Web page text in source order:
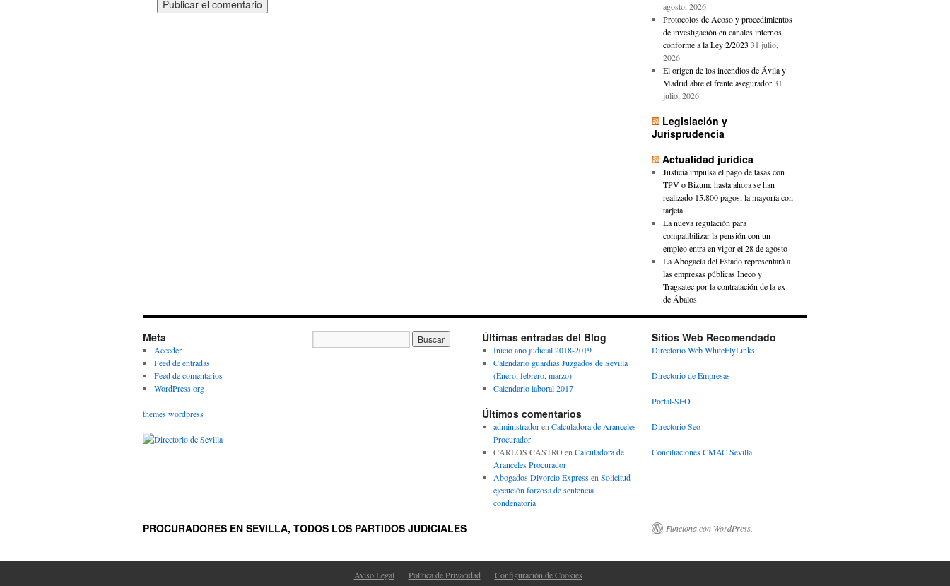
agosto, 2026
Protocolos de Acoso y procedimientos
de investigación en canales internos
conforme a la Ley 2/2023 31 julio,
2026
El origen de los incendios de Ávila y
Madrid abre el frente asegurador 31
julio, 2026
Legislación y
Jurisprudencia
Actualidad jurídica
Justicia impulsa el pago de tasas con
TPV o Bizum: hasta ahora se han
realizado 15.800 pagos, la mayoría con
tarjeta
La nueva regulación para
compatibilizar la pensión con un
empleo entra en vigor el 28 de agosto
La Abogacía del Estado representará a
las empresas públicas Ineco y
Tragsatec por la contratación de la ex
de Ábalos
Meta
Acceder
Feed de entradas
Feed de comentarios
WordPress.org
themes wordpress
Últimas entradas del Blog
Inicio año judicial 2018-2019
Calendario guardias Juzgados de Sevilla
(Enero, febrero, marzo)
Calendario laboral 2017
Últimos comentarios
administradoren Calculadora de Aranceles
Procurador
CARLOS CASTROen Calculadora de
Aranceles Procurador
Abogados Divorcio Expressen Solicitud
ejecución forzosa de sentencia
condenatoria
Sitios Web Recomendado
Directorio Web WhiteFlyLinks.
Directorio de Empresas
Portal-SEO
Directorio Seo
Conciliaciones CMAC Sevilla
PROCURADORES EN SEVILLA, TODOS LOS PARTIDOS JUDICIALES Funciona con WordPress.
Aviso Legal Política de Privacidad Configuración de Cookies